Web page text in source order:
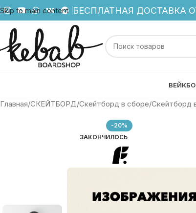
Skip to main content БЕСПЛАТНАЯ ДОСТАВКА
Главная СКЕЙТБОРД Скейтборд в сборе Скейтборд
-20%
ЗАКОНЧИЛОСЬ